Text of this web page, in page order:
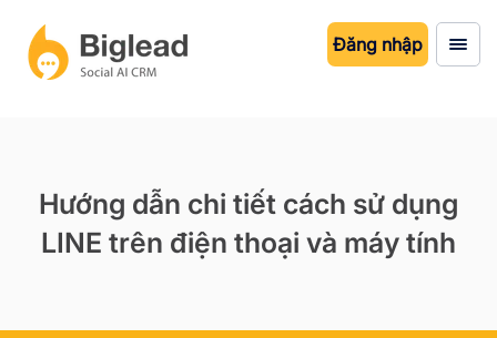
Đăng nhập
Hướng dẫn chi tiết cách sử dụng
LINE trên điện thoại và máy tính